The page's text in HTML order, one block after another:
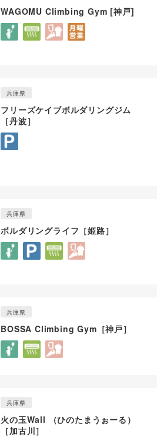
WAGOMU Climbing Gym [神戸]
兵庫県
フリーズケイブボルダリングジム
［丹波］
兵庫県
ボルダリングライフ［姫路］
兵庫県
BOSSA Climbing Gym［神戸］
兵庫県
火の玉Wall （ひのたまうぉーる）
［加古川］